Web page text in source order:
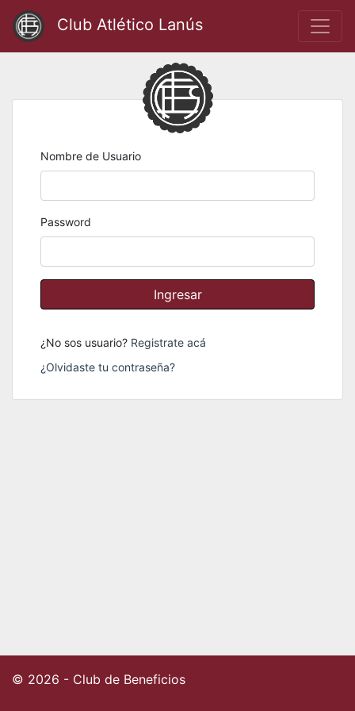
Club Atlético Lanús
Nombre de Usuario
Password
¿No sos usuario? Registrate acá
¿Olvidaste tu contraseña?
© 2026 - Club de Beneficios